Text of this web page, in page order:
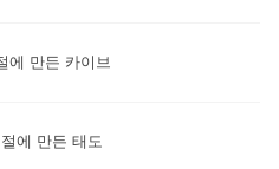
에 만든 카이브
에 만든 태도